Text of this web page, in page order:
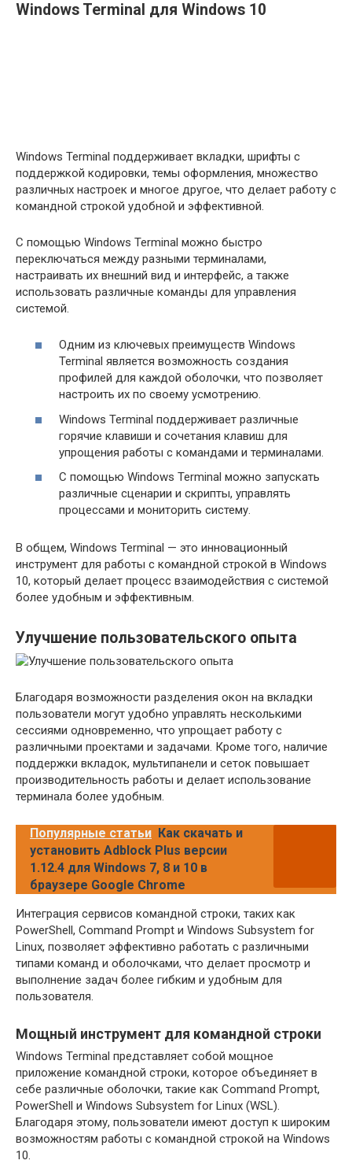
Windows Terminal для Windows 10
Windows Terminal поддерживает вкладки, шрифты с
поддержкой кодировки, темы оформления, множество
различных настроек и многое другое, что делает работу с
командной строкой удобной и эффективной.
С помощью Windows Terminal можно быстро
переключаться между разными терминалами,
настраивать их внешний вид и интерфейс, а также
использовать различные команды для управления
системой.
Одним из ключевых преимуществ Windows
Terminal является возможность создания
профилей для каждой оболочки, что позволяет
настроить их по своему усмотрению.
Windows Terminal поддерживает различные
горячие клавиши и сочетания клавиш для
упрощения работы с командами и терминалами.
С помощью Windows Terminal можно запускать
различные сценарии и скрипты, управлять
процессами и мониторить систему.
В общем, Windows Terminal — это инновационный
инструмент для работы с командной строкой в Windows
10, который делает процесс взаимодействия с системой
более удобным и эффективным.
Улучшение пользовательского опыта
Благодаря возможности разделения окон на вкладки
пользователи могут удобно управлять несколькими
сессиями одновременно, что упрощает работу с
различными проектами и задачами. Кроме того, наличие
поддержки вкладок, мультипанели и сеток повышает
производительность работы и делает использование
терминала более удобным.
Популярные статьи Как скачать и
установить Adblock Plus версии
1.12.4 для Windows 7, 8 и 10 в
браузере Google Chrome
Интеграция сервисов командной строки, таких как
PowerShell, Command Prompt и Windows Subsystem for
Linux, позволяет эффективно работать с различными
типами команд и оболочками, что делает просмотр и
выполнение задач более гибким и удобным для
пользователя.
Мощный инструмент для командной строки
Windows Terminal представляет собой мощное
приложение командной строки, которое объединяет в
себе различные оболочки, такие как Command Prompt,
PowerShell и Windows Subsystem for Linux (WSL).
Благодаря этому, пользователи имеют доступ к широким
возможностям работы с командной строкой на Windows
10.